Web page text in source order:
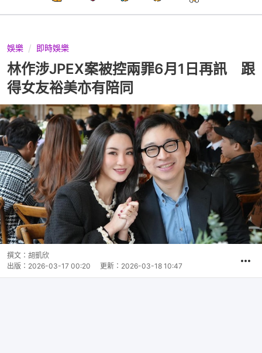
娛樂 即時娛樂
林作涉JPEX案被控兩罪6月1日再訊 跟
得女友裕美亦有陪同
撰文： 胡凱欣
出版： 2026-03-17 00:20 更新： 2026-03-18 10:47